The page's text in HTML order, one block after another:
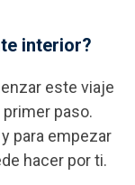
interior?
este viaje
paso.
para empezar
hacer por ti.